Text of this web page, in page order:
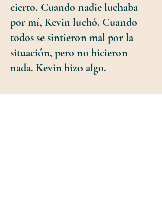
cierto. Cuando nadie luchaba
por mí, Kevin luchó. Cuando
todos se sintieron mal por la
situación, pero no hicieron
nada. Kevin hizo algo.
Dicen que las acciones hablan